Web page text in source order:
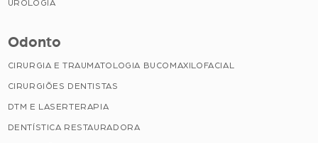
UROLOGIA
Odonto
CIRURGIA E TRAUMATOLOGIA BUCOMAXILOFACIAL
CIRURGIÕES DENTISTAS
DTM E LASERTERAPIA
DENTÍSTICA RESTAURADORA